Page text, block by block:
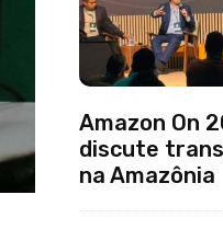
Amazon On
discute
na Amazônia